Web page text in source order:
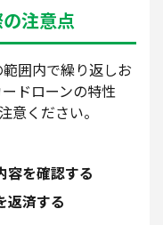
注意点
囲内で繰り返しお
ドローンの特性
意ください。
容を確認する
返済する